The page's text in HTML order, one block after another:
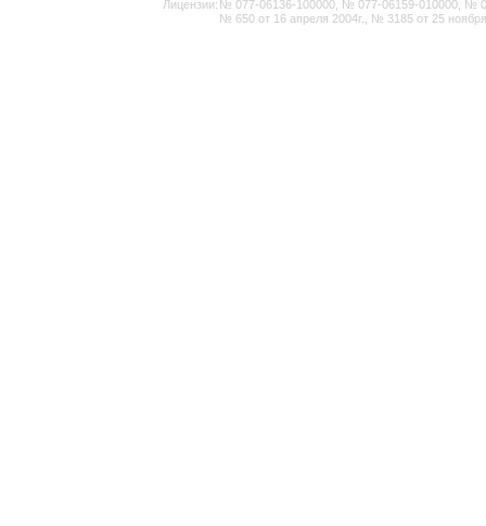
Лицензии: № 077-06136-100000, № 077-06159-010000, №
№ 650 от 16 апреля 2004г., № 3185 от 25